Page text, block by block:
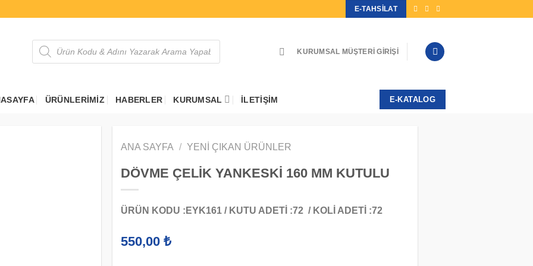
E-TAHSILAT
Products
search
KURUMSAL MÜŞTERI GIRIŞI
ÜRÜNLERIMIZ HABERLER KURUMSAL İLETIŞIM E-KATALOG
ANA SAYFA / YENI ÇIKAN ÜRÜNLER
DÖVME ÇELİK YANKESKİ 160 MM KUTULU
ÜRÜN KODU :EYK161 / KUTU ADETİ :72 / KOLİ ADETİ :72
550,00₺